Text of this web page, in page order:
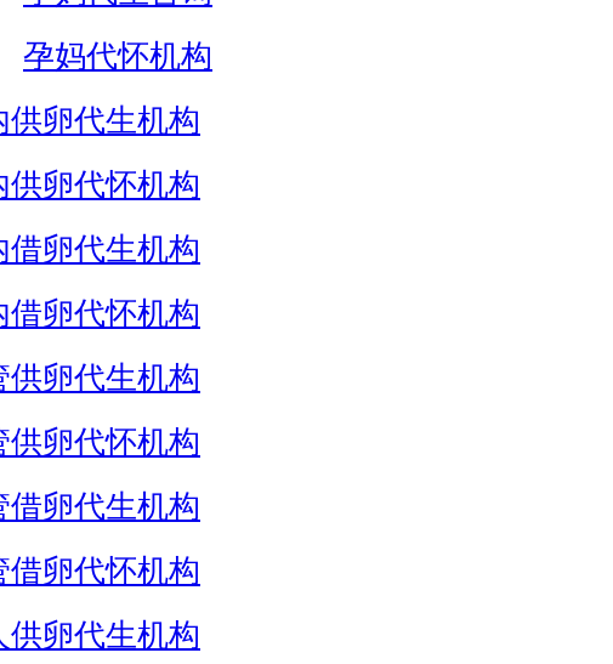
孕妈代怀机构
供卵代生机构
供卵代怀机构
借卵代生机构
借卵代怀机构
供卵代生机构
供卵代怀机构
借卵代生机构
借卵代怀机构
供卵代生机构